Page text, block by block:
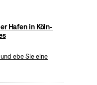
Hafen in Köln-
ebe Sie eine